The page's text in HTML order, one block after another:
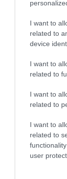
I want to
related to
device
I want to
related to
I want to
related to
I want to
related to
user
INGATLAN
Egyértelműen
közzétett előzetes